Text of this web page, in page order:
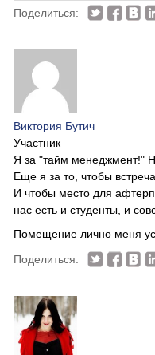
Поделиться:
Виктория Бутич
Участник
Я за "тайм менеджмент!"
Еще я за то, чтобы
И чтобы место для
нас есть и студенты, и
Помещение лично меня
Поделиться: